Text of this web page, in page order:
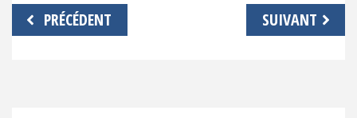
Navigation
de
PRÉCÉDENT SUIVANT